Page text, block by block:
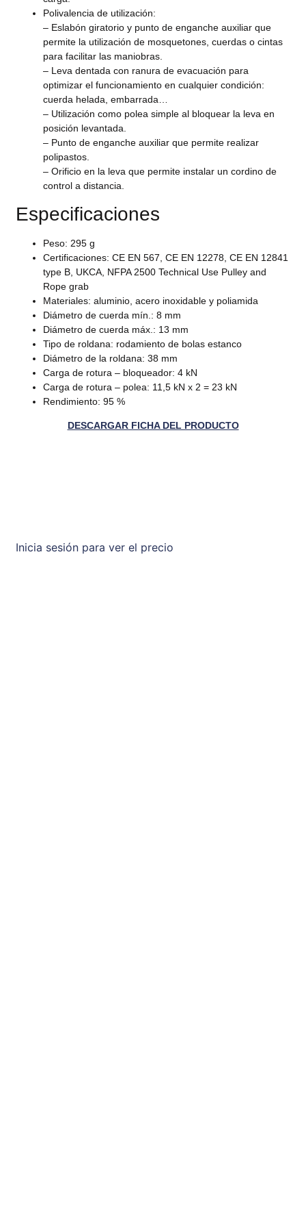
Polivalencia de utilización:
– Eslabón giratorio y punto de enganche auxiliar que
permite la utilización de mosquetones, cuerdas o cintas
para facilitar las maniobras.
– Leva dentada con ranura de evacuación para
optimizar el funcionamiento en cualquier condición:
cuerda helada, embarrada…
– Utilización como polea simple al bloquear la leva en
posición levantada.
– Punto de enganche auxiliar que permite realizar
polipastos.
– Orificio en la leva que permite instalar un cordino de
control a distancia.
Especificaciones
Peso: 295 g
Certificaciones: CE EN 567, CE EN 12278, CE EN 12841
type B, UKCA, NFPA 2500 Technical Use Pulley and
Rope grab
Materiales: aluminio, acero inoxidable y poliamida
Diámetro de cuerda mín.: 8 mm
Diámetro de cuerda máx.: 13 mm
Tipo de roldana: rodamiento de bolas estanco
Diámetro de la roldana: 38 mm
Carga de rotura – bloqueador: 4 kN
Carga de rotura – polea: 11,5 kN x 2 = 23 kN
Rendimiento: 95 %
DESCARGAR FICHA DEL PRODUCTO
Inicia sesión para ver el precio